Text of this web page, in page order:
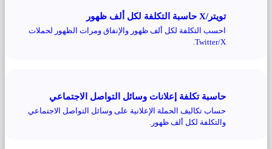
تويتر/X حاسبة التكلفة لكل ألف ظهور
احسب التكلفة لكل ألف ظهور والإنفاق ومرات الظهور لحملات
Twitter/X.
حاسبة تكلفة إعلانات وسائل التواصل الاجتماعي
حساب تكاليف الحملة الإعلانية على وسائل التواصل الاجتماعي
والتكلفة لكل ألف ظهور.